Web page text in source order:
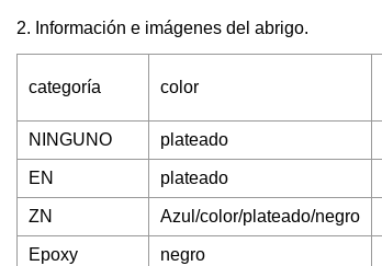
2. Información e imágenes del abrigo.
categoría color
NINGUNO plateado
EN plateado
ZN Azul/color/plateado/negro
Epoxy negro